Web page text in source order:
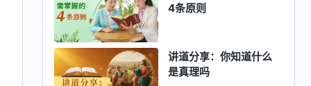
4条原则
讲道分享：你知道什么
是真理吗